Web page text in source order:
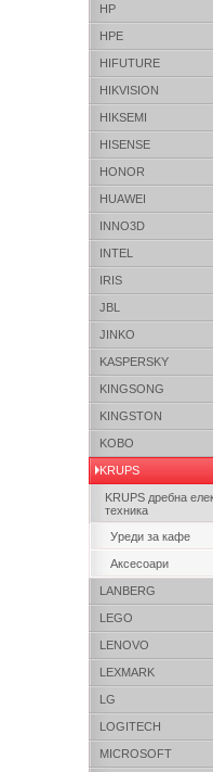
HP
HPE
HIFUTURE
HIKVISION
HIKSEMI
HISENSE
HONOR
HUAWEI
INNO3D
INTEL
IRIS
JBL
JINKO
KASPERSKY
KINGSONG
KINGSTON
KOBO
KRUPS
KRUPS дребна
техника
Уреди за кафе
Аксесоари
LANBERG
LEGO
LENOVO
LEXMARK
LG
LOGITECH
MICROSOFT